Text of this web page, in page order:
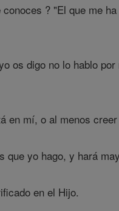
? "El que me
os digo no lo hablo
en mí, o al menos
yo hago, y hará
en el Hijo.